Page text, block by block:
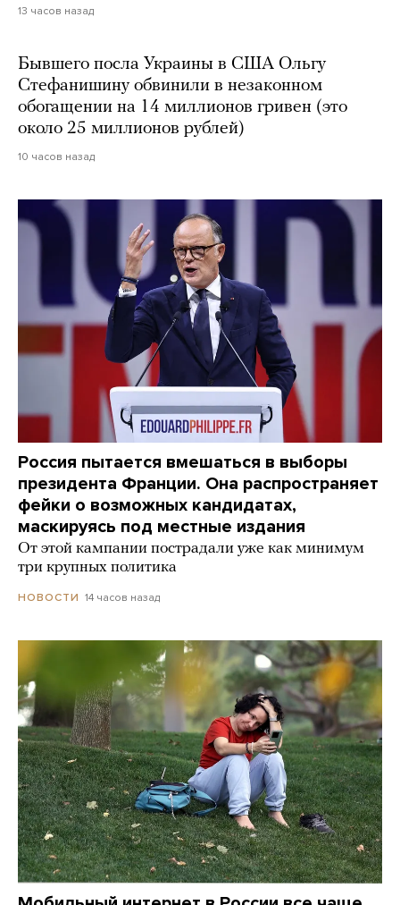
13 часов назад
Бывшего посла Украины в США Ольгу
Стефанишину обвинили в незаконном
обогащении на 14 миллионов гривен (это
около 25 миллионов рублей)
10 часов назад
Россия пытается вмешаться в выборы
президента Франции. Она распространяет
фейки о возможных кандидатах,
маскируясь под местные издания
От этой кампании пострадали уже как минимум
три крупных политика
НОВОСТИ 14 часов назад